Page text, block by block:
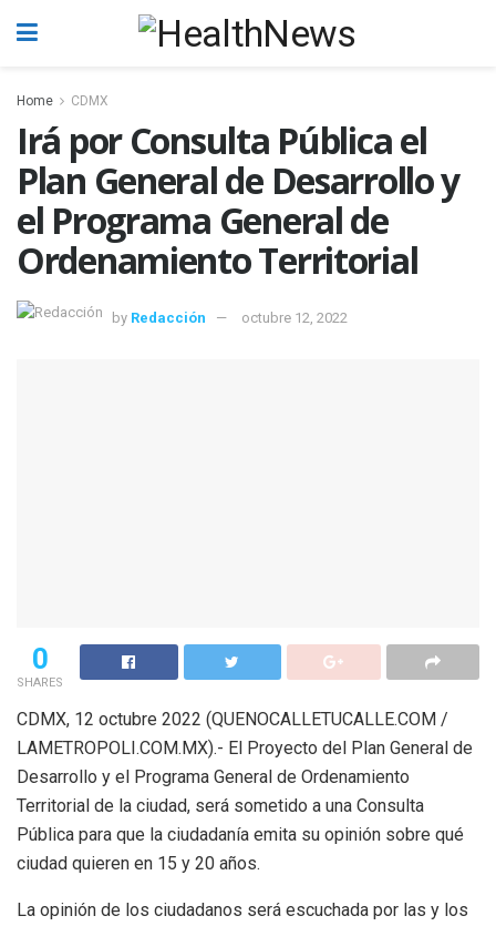
Home CDMX
Irá por Consulta Pública el
Plan General de Desarrollo y
el Programa General de
Ordenamiento Territorial
by Redacción octubre 12, 2022
0
SHARES
CDMX, 12 octubre 2022 (QUENOCALLETUCALLE.COM /
LAMETROPOLI.COM.MX).- El Proyecto del Plan General de
Desarrollo y el Programa General de Ordenamiento
Territorial de la ciudad, será sometido a una Consulta
Pública para que la ciudadanía emita su opinión sobre qué
ciudad quieren en 15 y 20 años.
La opinión de los ciudadanos será escuchada por las y los